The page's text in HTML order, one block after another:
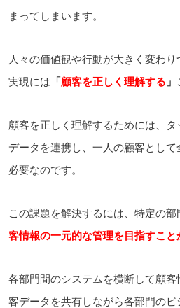
まってしまいます。
人々の価値観や行動が大きく変わ
実現には 「顧客を正しく理解する 」
顧客を正しく理解するためには、
データを連携し、一人の顧客とし
必要なのです。
この課題を解決するには、特定の部
客情報の一元的な管理を目指すこと
各部門間のシステムを横断して顧
客データを共有しながら各部門の